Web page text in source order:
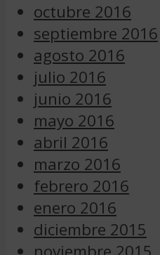
octubre 2016
septiembre 2016
agosto 2016
julio 2016
junio 2016
mayo 2016
abril 2016
marzo 2016
febrero 2016
enero 2016
diciembre 2015